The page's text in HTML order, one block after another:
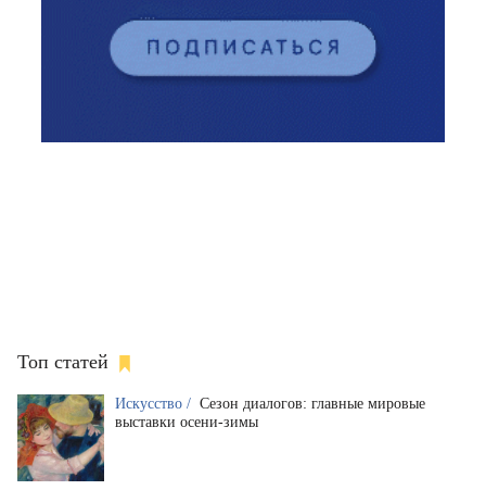
Топ статей
Искусство / Сезон диалогов: главные мировые
выставки осени-зимы